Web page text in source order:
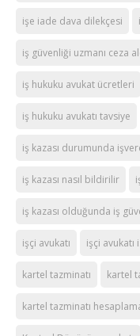
işe iade dava dilekçesi
iş güvenliği uzmanı ceza
iş hukuku avukat ücretleri
iş hukuku avukatı tavsiye
iş kazası durumunda
iş kazası nasıl bildirilir
iş kazası olduğunda iş
işçi avukatı işçi avukatı
kartel tazminatı kartel
kartel tazminatı